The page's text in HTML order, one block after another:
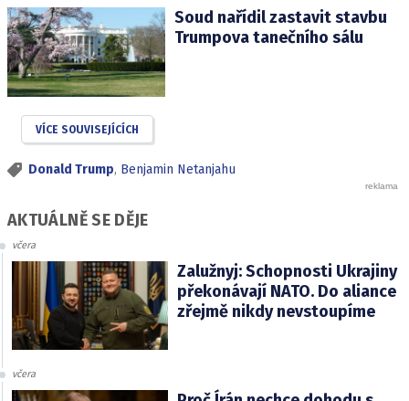
Soud nařídil zastavit stavbu
Trumpova tanečního sálu
VÍCE SOUVISEJÍCÍCH
Donald Trump, Benjamin Netanjahu
AKTUÁLNĚ SE DĚJE
včera
Zalužnyj: Schopnosti Ukrajiny
překonávají NATO. Do aliance
zřejmě nikdy nevstoupíme
včera